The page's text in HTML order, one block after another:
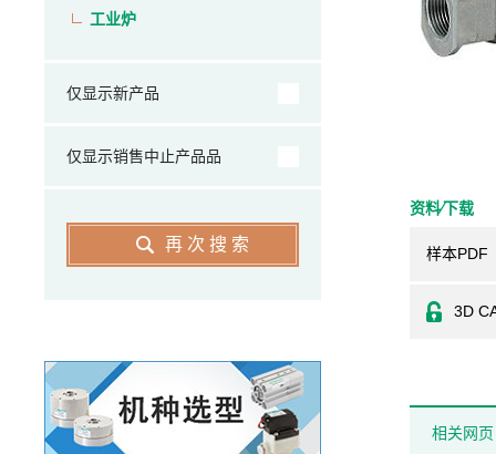
资料⁄下载
样本PDF
3D
相关网页
工业炉
仅显示新产品
仅显示销售中止产品品
再次搜索